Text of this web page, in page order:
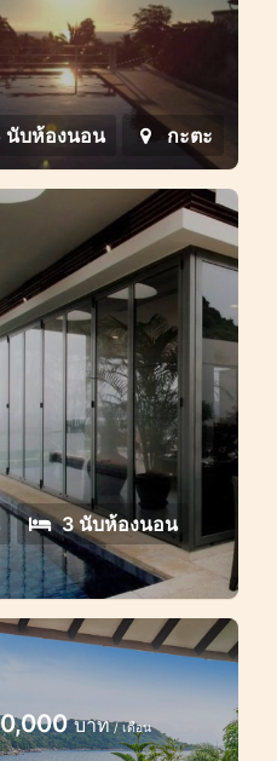
ะตะ 5 ห้องนอน
นับห้องนอน กะตะ
3 นับห้องนอน
บาท/ เดือน